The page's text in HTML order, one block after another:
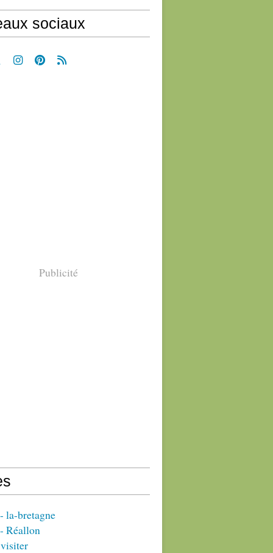
sociaux
Publicité
la-bretagne
Réallon